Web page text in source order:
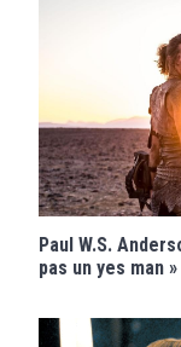
Paul W.S.
pas un yes man